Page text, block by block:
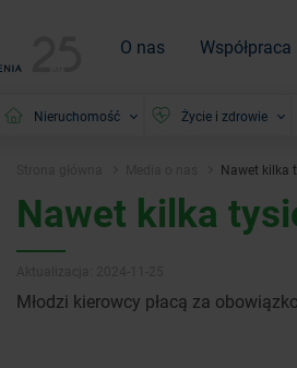
O nas Współpraca
Nieruchomość Życie i zdrowie
Nawet kilka
Nawet kilka
Młodzi kierowcy płacą za